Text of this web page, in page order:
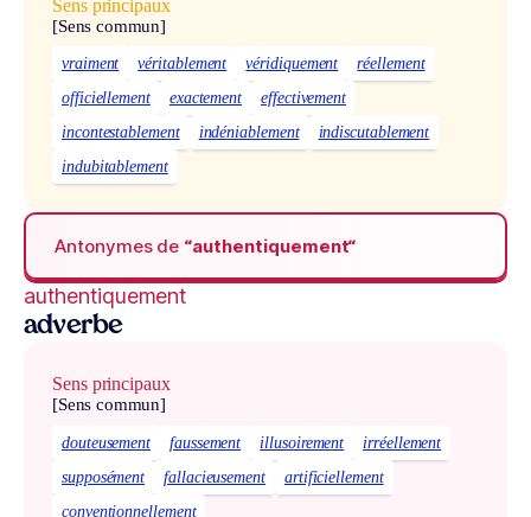
Sens principaux
[Sens commun]
vraiment véritablement véridiquement
réellement
officiellement
exactement
effectivement
incontestablement
indéniablement
indiscutablement
indubitablement
Antonymes de “authentiquement“
authentiquement
adverbe
Sens principaux
[Sens commun]
douteusement faussement illusoirement
irréellement
supposément
fallacieusement
artificiellement
conventionnellement